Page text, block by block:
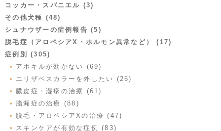
コッカー・スパニエル (3)
その他犬種 (48)
シュナウザーの症例報告 (5)
脱毛症（アロペシアX・ホルモン異常など） (17)
症例別 (305)
アポキルが効かない (69)
エリザベスカラーを外したい (26)
膿皮症・湿疹の治療 (61)
脂漏症の治療 (88)
脱毛・アロペシアXの治療 (47)
スキンケアが有効な症例 (83)